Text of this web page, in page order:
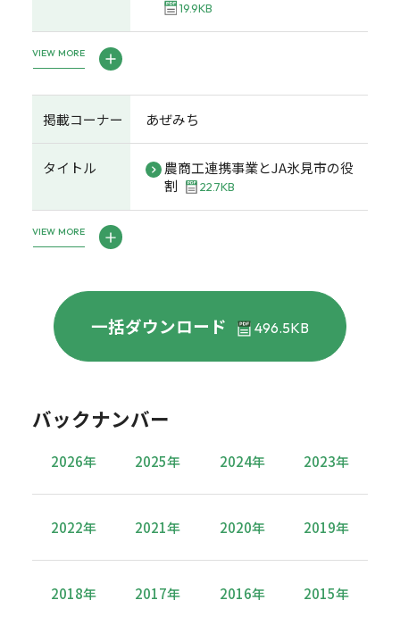
19.9KB
VIEW MORE
掲載コーナー あぜみち
タイトル
農商工連携事業とJA氷見市の役
割
22.7KB
VIEW MORE
一括ダウンロード 496.5KB
バックナンバー
2026年 2025年 2024年 2023年
2022年 2021年 2020年 2019年
2018年 2017年 2016年 2015年